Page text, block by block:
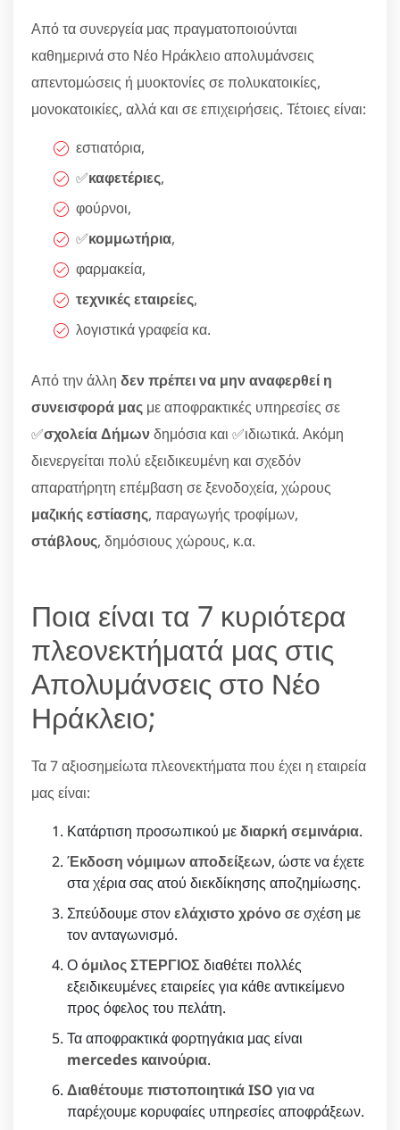
Από τα συνεργεία μας πραγματοποιούνται
καθημερινά στο Νέο Ηράκλειο απολυμάνσεις
απεντομώσεις ή μυοκτονίες σε πολυκατοικίες,
μονοκατοικίες, αλλά και σε επιχειρήσεις. Τέτοιες είναι:
εστιατόρια,
✅καφετέριες,
φούρνοι,
✅κομμωτήρια,
φαρμακεία,
τεχνικές εταιρείες,
λογιστικά γραφεία κα.
Από την άλλη δεν πρέπει να μην αναφερθεί η
συνεισφορά μας με αποφρακτικές υπηρεσίες σε
✅σχολεία Δήμωνδημόσια και ✅ιδιωτικά. Ακόμη
διενεργείται πολύ εξειδικευμένη και σχεδόν
απαρατήρητη επέμβαση σε ξενοδοχεία, χώρους
μαζικής εστίασης, παραγωγής τροφίμων,
στάβλους, δημόσιους χώρους, κ.α.
Ποια είναι τα 7 κυριότερα
πλεονεκτήματά μας στις
Απολυμάνσεις στο Νέο
Ηράκλειο;
Τα 7 αξιοσημείωτα πλεονεκτήματα που έχει η εταιρεία
μας είναι:
Κατάρτιση προσωπικού μεδιαρκή σεμινάρια.
Έκδοση νόμιμων αποδείξεων, ώστε να έχετε
στα χέρια σας ατού διεκδίκησης αποζημίωσης.
Σπεύδουμε στονελάχιστο χρόνοσε σχέση με
τον ανταγωνισμό.
Οόμιλος ΣΤΕΡΓΙΟΣ διαθέτει πολλές
εξειδικευμένες εταιρείες για κάθε αντικείμενο
προς όφελος του πελάτη.
Τα αποφρακτικά φορτηγάκια μας είναι
mercedes καινούρια.
Διαθέτουμε πιστοποιητικά ISO για να
παρέχουμε κορυφαίες υπηρεσίες αποφράξεων.